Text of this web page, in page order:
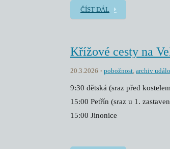
ČÍST DÁL
Křížové cesty na
20.3.2026 pobožnost, archiv
9:30 dětská (sraz před
15:00 Petřín (sraz u 1.
15:00 Jinonice